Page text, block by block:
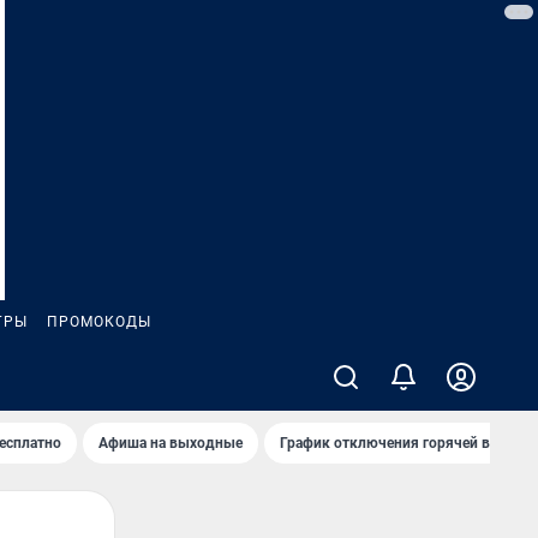
ПРОМОКОДЫ
Афиша на выходные График отключения горячей воды в